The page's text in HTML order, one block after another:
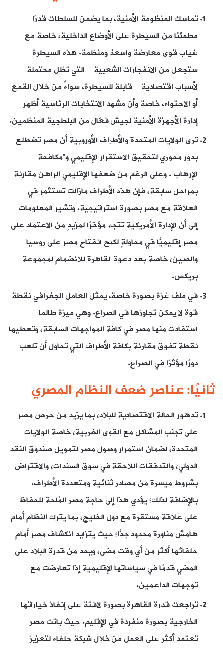
تماسك المنظومة الأمنية، بما يضمن للسلطات قدرًا
مطمئنًا من السيطرة على الأوضاع الداخلية، خاصة مع
غياب قوى معارضة واسعة ومنظمة. هذه السيطرة
ستجعل من الانفجارات الشعبية – التي تظل محتملة
لأسباب اقتصادية – قابلة للسيطرة، سواءً من خلال القمع
أو الاحتواء، خاصة وأن مشهد الانتخابات الرئاسية أظهر
إدارة الأجهزة الأمنية لجيش فعّال من البلطجية المنظمين.
ترى الولايات المتحدة والأطراف الأوروبية أن مصر تضطلع
بدور محوري لتحقيق الاستقرار الإقليمي و”مكافحة
الإرهاب”. وعلى الرغم من ضعفها الإقليمي الراهن مقارنة
بمراحل سابقة، فإن هذه الأطراف مازالت تستثمر في
العلاقة مع مصر بصورة استراتيجية. وتشير المعلومات
إلى أن الإدارة الأمريكية تتجه مؤخرًا لمزيدٍ من الاعتماد على
مصر إقليميًّا في محاولةٍ لكبح انفتاح مصر على روسيا
والصين، خاصة بعد دعوة القاهرة للانضمام لمجموعة
بريكس.
في ملف غزة بصورة خاصة، يمثل العامل الجغرافي نقطة
قوة لا يمكن تجاوزها في الصراع. وهي ميزة طالما
استفادت منها مصر في كافة المواجهات السابقة، وتعطيها
نقطة تفوق مقارنة بكافة الأطراف التي تحاول أن تلعب
دورًا مؤثرًا في الصراع.
ثانيًا: عناصر ضعف النظام المصري
تدهور الحالة الاقتصادية للبلاد، بما يزيد من حرص مصر
على تجنب المشاكل مع القوى الغربية، خاصة الولايات
المتحدة، لضمان استمرار وصول مصر لتمويل صندوق النقد
الدولي، والتدفقات اللاحقة في سوق السندات، والاقتراض
بشروط ميسرة من مصادر ثنائية ومتعددة الأطراف.
بالإضافة لذلك؛ يؤدي هذا إلى حاجة مصر المُلحة للحفاظ
على علاقة مستقرة مع دول الخليج، بما يترك النظام أمام
هامش مناورة محدود جدًّا؛ حيث يتزايد انكشاف مصر أمام
حلفائها أكثر من أي وقت مضى، ويحد من قدرة البلاد على
المضي قدمًا في سياساتها الإقليمية إذا تعارضت مع
توجهات الداعمين.
تراجعت قدرة القاهرة بصورة لافتة على إنفاذ خياراتها
الخارجية بصورة منفردة في الإقليم. حيث باتت مصر
تعتمد أكثر على العمل من خلال شبكة حلفاء لتعزيز